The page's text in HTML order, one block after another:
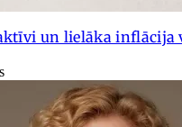
un lielāka inflācija